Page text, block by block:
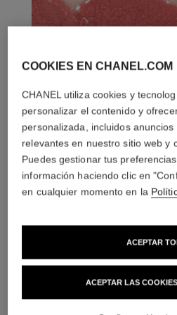
LA
COOKIES EN CHANEL.COM
CHANEL utiliza cookies y
personalizar el contenido y
personalizada, incluidos
relevantes en nuestro sitio web y
Puedes gestionar tus
información haciendo clic en
en cualquier momento en la
ACEPTAR LAS
ACEPTAR